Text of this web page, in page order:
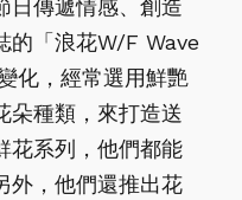
日傳遞情感、創造
的「浪花W/F Wave
化，經常選用鮮艷
朵種類，來打造送
花系列，他們都能
外，他們還推出花